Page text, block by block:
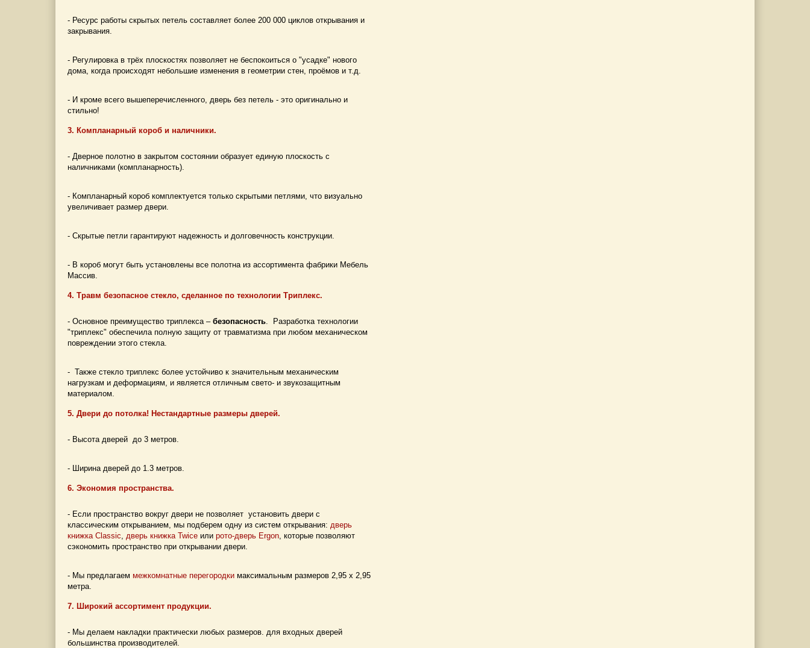
- Ресурс работы скрытых петель составляет более 200 000 циклов открывания и
закрывания.
- Регулировка в трёх плоскостях позволяет не беспокоиться о "усадке" нового
дома, когда происходят небольшие изменения в геометрии стен, проёмов и т.д.
- И кроме всего вышеперечисленного, дверь без петель - это оригинально и
стильно!
3. Компланарный короб и наличники.
- Дверное полотно в закрытом состоянии образует единую плоскость с
наличниками (компланарность).
- Компланарный короб комплектуется только скрытыми петлями, что визуально
увеличивает размер двери.
- Скрытые петли гарантируют надежность и долговечность конструкции.
- В короб могут быть установлены все полотна из ассортимента фабрики Мебель
Массив.
4. Травм безопасное стекло, сделанное по технологии Триплекс.
- Основное преимущество триплекса – безопасность. Разработка технологии
"триплекс" обеспечила полную защиту от травматизма при любом механическом
повреждении этого стекла.
- Также стекло триплекс более устойчиво к значительным механическим
нагрузкам и деформациям, и является отличным свето- и звукозащитным
материалом.
5. Двери до потолка! Нестандартные размеры дверей.
- Высота дверей до 3 метров.
- Ширина дверей до 1.3 метров.
6. Экономия пространства.
- Если пространство вокруг двери не позволяет установить двери с
классическим открыванием, мы подберем одну из систем открывания: дверь
книжка Classic, дверь книжка Twice или рото-дверь Ergon, которые позволяют
сэкономить пространство при открывании двери.
- Мы предлагаем межкомнатные перегородки максимальным размеров 2,95 х 2,95
метра.
7. Широкий ассортимент продукции.
- Мы делаем накладки практически любых размеров. для входных дверей
большинства производителей.